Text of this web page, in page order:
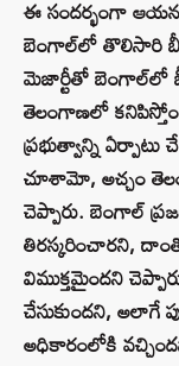
ఈ సందర్భంగా ఆయన
బెంగాల్‌లో తొలిసారి
మెజార్టీతో బెంగాల్‌లో
తెలంగాణలో
ప్రభుత్వాన్ని
చూశామో, అచ్చం
చెప్పారు. బెంగాల్
తిరస్కరించారని,
విముక్తమైందని
చేసుకుందని, అలాగే
అధికారంలోకి